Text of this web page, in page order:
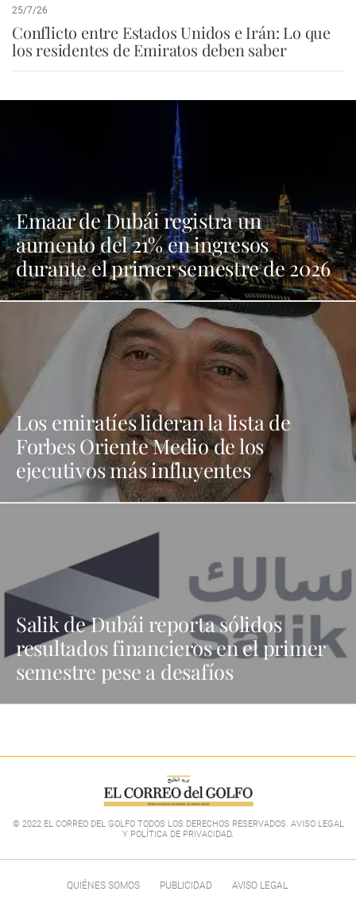
25/7/26
Conflicto entre Estados Unidos e Irán: Lo que
los residentes de Emiratos deben saber
Emaar de Dubái registra un
aumento del 21% en ingresos
durante el primer semestre de 2026
Los emiratíes lideran la lista de
Forbes Oriente Medio de los
ejecutivos más influyentes
Salik de Dubái reporta sólidos
resultados financieros en el primer
semestre pese a desafíos
© 2022 EL CORREO DEL GOLFO TODOS LOS DERECHOS RESERVADOS. AVISO LEGAL
Y POLÍTICA DE PRIVACIDAD.
QUIÉNES SOMOS PUBLICIDAD AVISO LEGAL